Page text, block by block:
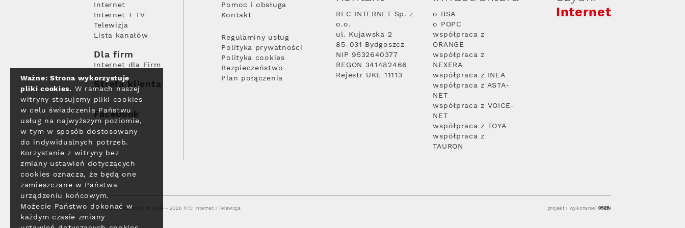
Internet
Internet + TV
Telewizja
Lista kanałów
Dla firm
Internet dla Firm
Strefa klienta
Facebook
Pomoc i obsługa
Kontakt
Regulaminy usług
Polityka prywatności
Polityka cookies
Bezpieczeństwo
Plan połączenia
RFC INTERNET Sp. z
o.o.
ul. Kujawska 2
85-031 Bydgoszcz
NIP 9532640377
REGON 341482466
Rejestr UKE 11113
o BSA
o POPC
współpraca z
ORANGE
współpraca z
NEXERA
współpraca z INEA
współpraca z ASTA-
NET
współpraca z VOICE-
NET
współpraca z TOYA
współpraca z
TAURON
Internet
Polityka prywatności © 2004 - 2026 RFC Internet i Telewizja projekt i wykonanie:
Ważne: Strona wykorzystuje
pliki cookies. W ramach naszej
witryny stosujemy pliki cookies
w celu świadczenia Państwu
usług na najwyższym poziomie,
w tym w sposób dostosowany
do indywidualnych potrzeb.
Korzystanie z witryny bez
zmiany ustawień dotyczących
cookies oznacza, że będą one
zamieszczane w Państwa
urządzeniu końcowym.
Możecie Państwo dokonać w
każdym czasie zmiany